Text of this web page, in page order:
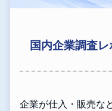
国内企業調査レ
企業が仕入・販売な